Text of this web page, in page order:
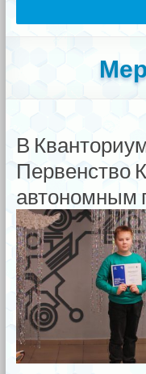
В
Первенство
автономным